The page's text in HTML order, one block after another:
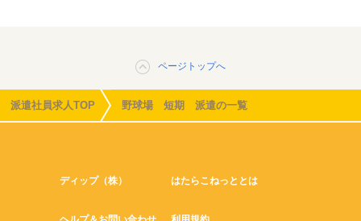
ページトップへ
派遣社員求人TOP 野球場 短期 派遣の一覧
ディップ（株） はたらこねっととは